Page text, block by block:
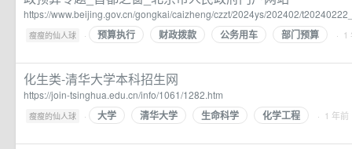
https://www.beijing.gov.cn/gongkai/caizheng/czzt/2024ys/202402/
瘦瘦的仙人球 · 预算执行 财政拨款 公务用车 部门预算 · 1
化生类-清华大学本科招生网
https://join-tsinghua.edu.cn/info/1061/1282.htm
瘦瘦的仙人球 · 大学 清华大学 生命科学 化学工程 · 1 年前